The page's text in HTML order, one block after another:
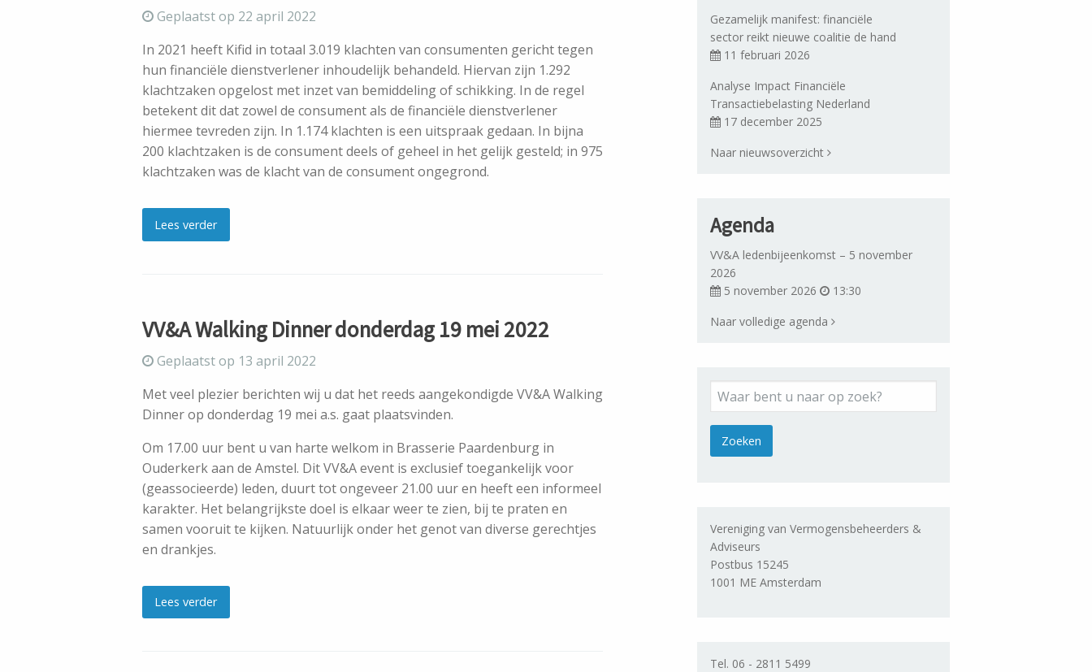
Geplaatst op 22 april 2022
In 2021 heeft Kifid in totaal 3.019 klachten van consumenten gericht tegen
hun financiële dienstverlener inhoudelijk behandeld. Hiervan zijn 1.292
klachtzaken opgelost met inzet van bemiddeling of schikking. In de regel
betekent dit dat zowel de consument als de financiële dienstverlener
hiermee tevreden zijn. In 1.174 klachten is een uitspraak gedaan. In bijna
200 klachtzaken is de consument deels of geheel in het gelijk gesteld; in 975
klachtzaken was de klacht van de consument ongegrond.
Lees verder
VV&A Walking Dinner donderdag 19 mei 2022
Geplaatst op 13 april 2022
Met veel plezier berichten wij u dat het reeds aangekondigde VV&A Walking
Dinner op donderdag 19 mei a.s. gaat plaatsvinden.
Om 17.00 uur bent u van harte welkom in Brasserie Paardenburg in
Ouderkerk aan de Amstel. Dit VV&A event is exclusief toegankelijk voor
(geassocieerde) leden, duurt tot ongeveer 21.00 uur en heeft een informeel
karakter. Het belangrijkste doel is elkaar weer te zien, bij te praten en
samen vooruit te kijken. Natuurlijk onder het genot van diverse gerechtjes
en drankjes.
Lees verder
Gezamelijk manifest: financiële
sector reikt nieuwe coalitie de hand
11 februari 2026
Analyse Impact Financiële
Transactiebelasting Nederland
17 december 2025
Naar nieuwsoverzicht
Agenda
VV&A ledenbijeenkomst – 5 november
2026
5 november 2026
13:30
Naar volledige agenda
Vereniging van Vermogensbeheerders &
Adviseurs
Postbus 15245
1001 ME Amsterdam
Tel. 06 - 2811 5499